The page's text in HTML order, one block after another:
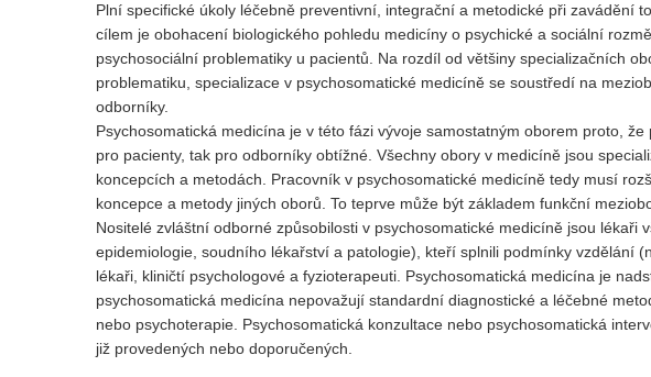
Plní specifické úkoly léčebně preventivní, integrační a metodické při zavádění
cílem je obohacení biologického pohledu medicíny o psychické a sociální
psychosociální problematiky u pacientů. Na rozdíl od většiny specializačních
problematiku, specializace v psychosomatické medicíně se soustředí na
odborníky.
Psychosomatická medicína je v této fázi vývoje samostatným oborem proto,
pro pacienty, tak pro odborníky obtížné. Všechny obory v medicíně jsou
koncepcích a metodách. Pracovník v psychosomatické medicíně tedy musí
koncepce a metody jiných oborů. To teprve může být základem funkční
Nositelé zvláštní odborné způsobilosti v psychosomatické medicíně jsou lékaři
epidemiologie, soudního lékařství a patologie), kteří splnili podmínky vzdělání
lékaři, kliničtí psychologové a fyzioterapeuti. Psychosomatická medicína je
psychosomatická medicína nepovažují standardní diagnostické a léčebné
nebo psychoterapie. Psychosomatická konzultace nebo psychosomatická
již provedených nebo doporučených.